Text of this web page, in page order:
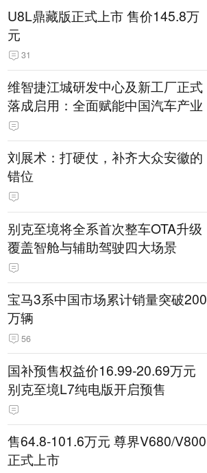
U8L鼎藏版正式上市 售价145.8万
元
31
维智捷江城研发中心及新工厂正式
落成启用：全面赋能中国汽车产业
刘展术：打硬仗，补齐大众安徽的
错位
别克至境将全系首次整车OTA升级
覆盖智舱与辅助驾驶四大场景
宝马3系中国市场累计销量突破200
万辆
56
国补预售权益价16.99-20.69万元
别克至境L7纯电版开启预售
售64.8-101.6万元 尊界V680/V800
正式上市